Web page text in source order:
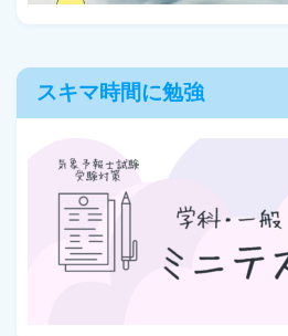
スキマ時間に勉強